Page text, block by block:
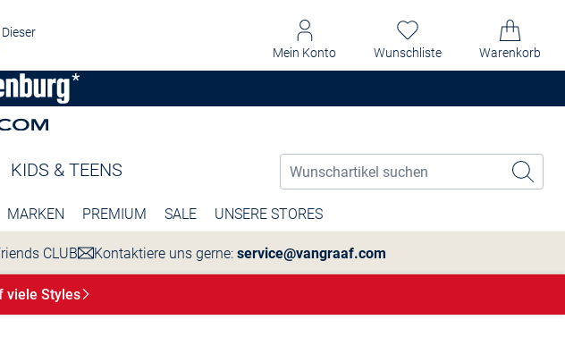
Mein Konto Wunschliste Warenkorb
KIDS & TEENS
MARKEN PREMIUM SALE UNSERE STORES
CLUB Kontaktiere uns gerne: service@vangraaf.com
viele Styles